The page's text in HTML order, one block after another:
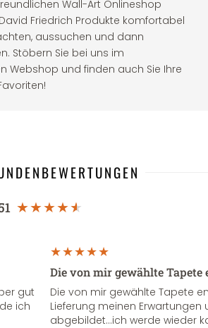
Wall-Art Onlineshop
Friedrich Produkte komfortabel
aussuchen und dann
Stöbern Sie bei uns im
Webshop und finden auch Sie Ihre
gut
ich
Die von mir gewählte
Die von mir gewählte Tapete
Lieferung meinen Erwartungen
abgebildet...ich werde wieder